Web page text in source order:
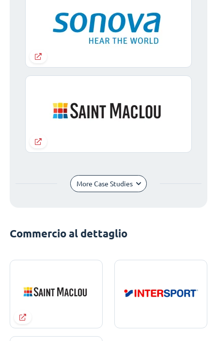
More Case Studies
Commercio al dettaglio